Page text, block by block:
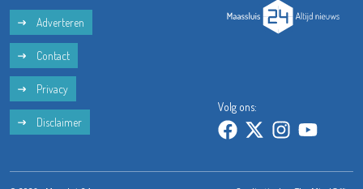
Adverteren
Contact
Privacy
Disclaimer
Volg ons: